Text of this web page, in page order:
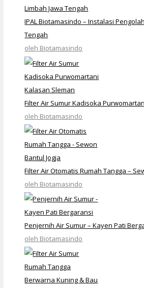
IPAL Biotamasindo – Instalasi
Tengah
oleh Biotamasindo
Filter Air Sumur Kadisoka
oleh Biotamasindo
Filter Air Otomatis Rumah Tangga –
oleh Biotamasindo
Penjernih Air Sumur – Kayen Pati
oleh Biotamasindo